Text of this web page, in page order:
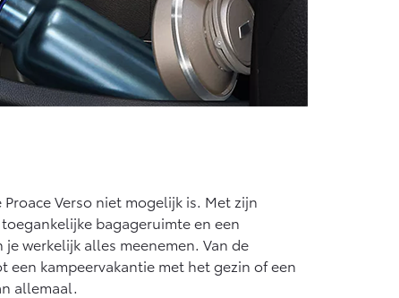
Verso niet mogelijk is. Met zijn
bagageruimte en een
werkelijk alles meenemen. Van de
kampeervakantie met het gezin of een
allemaal.